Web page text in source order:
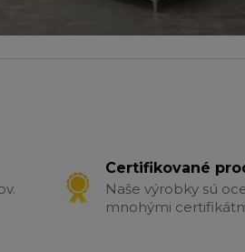
Certifikované
Naše výrobky sú
mnohými